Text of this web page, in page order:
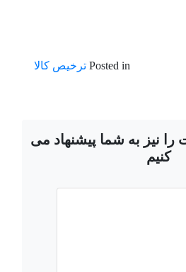
Posted in ترخیص کالا
را نیز به شما پیشنهاد می
کنیم